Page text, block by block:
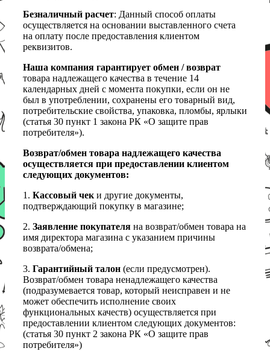
Безналичный расчет: Данный способ оплаты
осуществляется на основании выставленного счета
на оплату после предоставления клиентом
реквизитов.
Наша компания гарантирует обмен / возврат
товара надлежащего качества в течение 14
календарных дней с момента покупки, если он не
был в употреблении, сохранены его товарный вид,
потребительские свойства, упаковка, пломбы, ярлыки
(статья 30 пункт 1 закона РК «О защите прав
потребителя»).
Возврат/обмен товара надлежащего качества
осуществляется при предоставлении клиентом
следующих документов:
1. Кассовый чеки другие документы,
подтверждающий покупку в магазине;
2. Заявление покупателя на возврат/обмен товара на
имя директора магазина с указанием причины
возврата/обмена;
3. Гарантийный талон (если предусмотрен).
Возврат/обмен товара ненадлежащего качества
(подразумевается товар, который неисправен и не
может обеспечить исполнение своих
функциональных качеств) осуществляется при
предоставлении клиентом следующих документов:
(статья 30 пункт 2 закона РК «О защите прав
потребителя»)